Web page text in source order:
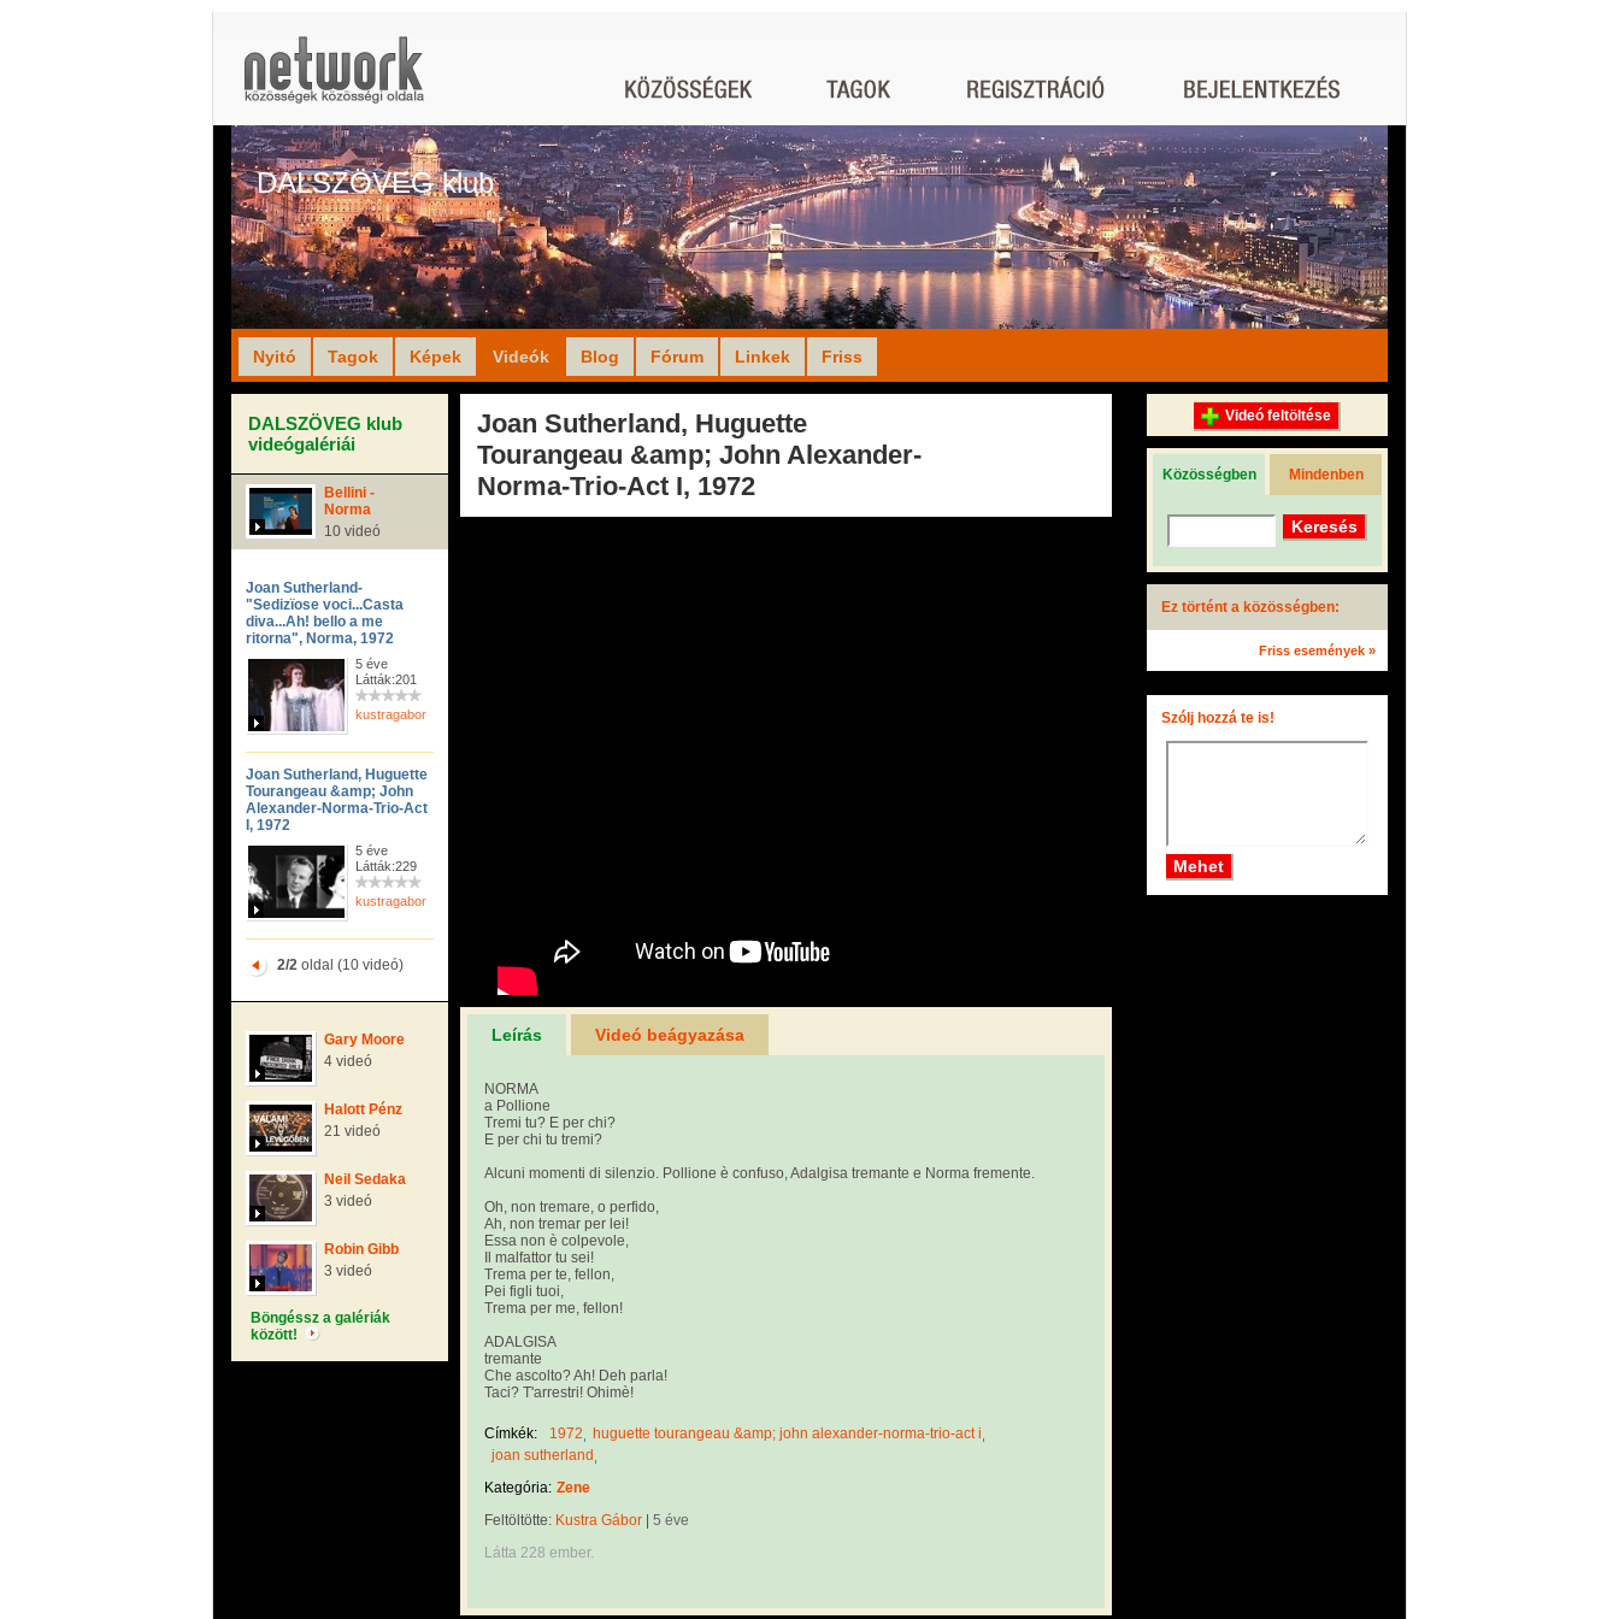
DALSZÖVEG klub
Nyitó Tagok Képek Videók Blog Fórum Linkek Friss
DALSZÖVEG klub
videógalériái
Bellini -
Norma
10 videó
Joan Sutherland-
"Sedizïose voci...Casta
diva...Ah! bello a me
ritorna", Norma, 1972
5 éve
Látták:201
kustragabor
Joan Sutherland, Huguette
Tourangeau &amp; John
Alexander-Norma-Trio-Act
I, 1972
5 éve
Látták:229
kustragabor
2/2oldal (10 videó)
Gary Moore
4 videó
Halott Pénz
21 videó
Neil Sedaka
3 videó
Robin Gibb
3 videó
Böngéssz a galériák
között!
Joan Sutherland, Huguette
Tourangeau &amp; John Alexander-
Norma-Trio-Act I, 1972
Leírás Videó beágyazása
NORMA
a Pollione
Tremi tu? E per chi?
E per chi tu tremi?
Alcuni momenti di silenzio. Pollione è confuso, Adalgisa tremante e Norma fremente.
Oh, non tremare, o perfido,
Ah, non tremar per lei!
Essa non è colpevole,
Il malfattor tu sei!
Trema per te, fellon,
Pei figli tuoi,
Trema per me, fellon!
ADALGISA
tremante
Che ascolto? Ah! Deh parla!
Taci? T'arrestri! Ohimè!
Címkék: 1972
huguette tourangeau &amp; john alexander-norma-trio-act i
joan sutherland
Kategória: Zene
Feltöltötte: Kustra Gábor
5 éve
Látta 228 ember.
Videó feltöltése
Közösségben Mindenben
Ez történt a közösségben:
Friss események »
Szólj hozzá te is!